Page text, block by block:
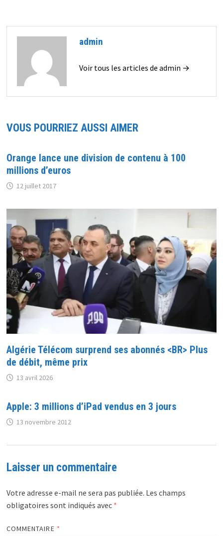
admin
Voir tous les articles de admin →
VOUS POURRIEZ AUSSI AIMER
Orange lance une division de contenu à 100
millions d’euros
12 juillet 2017
Algérie Télécom surprend ses abonnés <BR> Plus
de débit, même prix
13 avril 2026
Apple: 3 millions d’iPad vendus en 3 jours
13 novembre 2012
Laisser un commentaire
Votre adresse e-mail ne sera pas publiée. Les champs
obligatoires sont indiqués avec *
COMMENTAIRE *